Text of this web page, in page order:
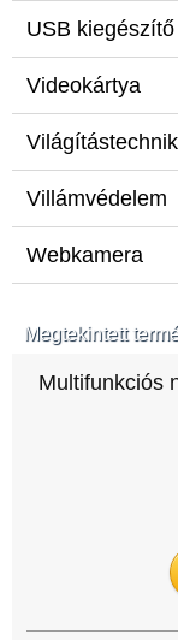
USB kiegészítő
Videokártya
Villámvédelem
Webkamera
Megtekintett
Multifunkciós